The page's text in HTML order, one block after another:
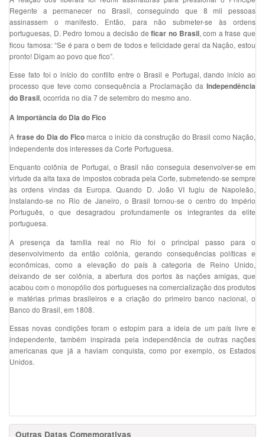
Regente a permanecer no Brasil, conseguindo que 8 mil pessoas
assinassem o manifesto. Então, para não submeter-se às ordens
portuguesas, D. Pedro tomou a decisão deficar no Brasil, com a frase que
ficou famosa: “Se é para o bem de todos e felicidade geral da Nação, estou
pronto! Digam ao povo que fico”.
Esse fato foi o início do conflito entre o Brasil e Portugal, dando início ao
processo que teve como consequência a Proclamação da Independência
do Brasil, ocorrida no dia 7 de setembro do mesmo ano.
A importância do Dia do Fico
A frase do Dia do Ficomarca o início da construção do Brasil como Nação,
independente dos interesses da Corte Portuguesa.
Enquanto colônia de Portugal, o Brasil não conseguia desenvolver-se em
virtude da alta taxa de impostos cobrada pela Corte, submetendo-se sempre
às ordens vindas da Europa. Quando D. João VI fugiu de Napoleão,
instalando-se no Rio de Janeiro, o Brasil tornou-se o centro do Império
Português, o que desagradou profundamente os integrantes da elite
portuguesa.
A presença da família real no Rio foi o principal passo para o
desenvolvimento da então colônia, gerando consequências políticas e
econômicas, como a elevação do país à categoria de Reino Unido,
deixando de ser colônia, a abertura dos portos às nações amigas, que
acabou com o monopólio dos portugueses na comercialização dos produtos
e matérias primas brasileiros e a criação do primeiro banco nacional, o
Banco do Brasil, em 1808.
Essas novas condições foram o estopim para a ideia de um país livre e
independente, também inspirada pela independência de outras nações
americanas que já a haviam conquista, como por exemplo, os Estados
Unidos.
Outras Datas Comemorativas